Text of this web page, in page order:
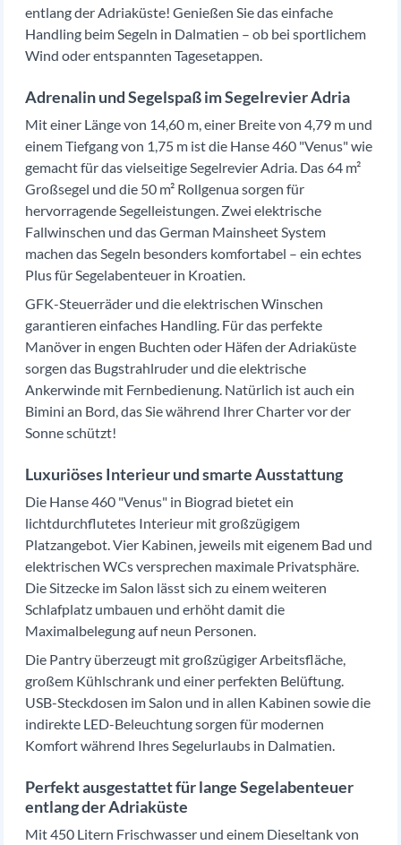
entlang der Adriaküste! Genießen Sie das einfache
Handling beim Segeln in Dalmatien – ob bei sportlichem
Wind oder entspannten Tagesetappen.
Adrenalin und Segelspaß im Segelrevier Adria
Mit einer Länge von 14,60 m, einer Breite von 4,79 m und
einem Tiefgang von 1,75 m ist die Hanse 460 "Venus" wie
gemacht für das vielseitige Segelrevier Adria. Das 64 m²
Großsegel und die 50 m² Rollgenua sorgen für
hervorragende Segelleistungen. Zwei elektrische
Fallwinschen und das German Mainsheet System
machen das Segeln besonders komfortabel – ein echtes
Plus für Segelabenteuer in Kroatien.
GFK-Steuerräder und die elektrischen Winschen
garantieren einfaches Handling. Für das perfekte
Manöver in engen Buchten oder Häfen der Adriaküste
sorgen das Bugstrahlruder und die elektrische
Ankerwinde mit Fernbedienung. Natürlich ist auch ein
Bimini an Bord, das Sie während Ihrer Charter vor der
Sonne schützt!
Luxuriöses Interieur und smarte Ausstattung
Die Hanse 460 "Venus" in Biograd bietet ein
lichtdurchflutetes Interieur mit großzügigem
Platzangebot. Vier Kabinen, jeweils mit eigenem Bad und
elektrischen WCs versprechen maximale Privatsphäre.
Die Sitzecke im Salon lässt sich zu einem weiteren
Schlafplatz umbauen und erhöht damit die
Maximalbelegung auf neun Personen.
Die Pantry überzeugt mit großzügiger Arbeitsfläche,
großem Kühlschrank und einer perfekten Belüftung.
USB-Steckdosen im Salon und in allen Kabinen sowie die
indirekte LED-Beleuchtung sorgen für modernen
Komfort während Ihres Segelurlaubs in Dalmatien.
Perfekt ausgestattet für lange Segelabenteuer
entlang der Adriaküste
Mit 450 Litern Frischwasser und einem Dieseltank von